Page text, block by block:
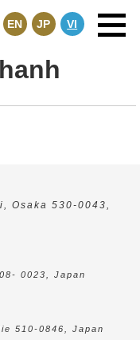
VI
JP
EN
Osaka 530-0043,
0023, Japan
510-0846, Japan